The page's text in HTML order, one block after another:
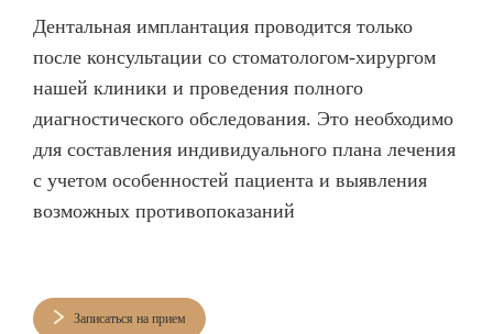
Дентальная имплантация проводится только
после консультации со стоматологом-хирургом
нашей клиники и проведения полного
диагностического обследования. Это необходимо
для составления индивидуального плана лечения
с учетом особенностей пациента и выявления
возможных противопоказаний
Записаться на прием